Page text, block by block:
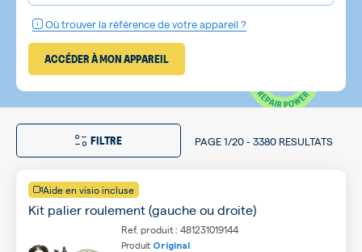
Où trouver la référence de votre appareil ?
ACCÉDER À MON APPAREIL
FILTRE PAGE 1/20-3380 RESULTATS
Aide en visio incluse
Kit palier roulement (gauche ou droite)
Ref. produit : 481231019144
Produit Original